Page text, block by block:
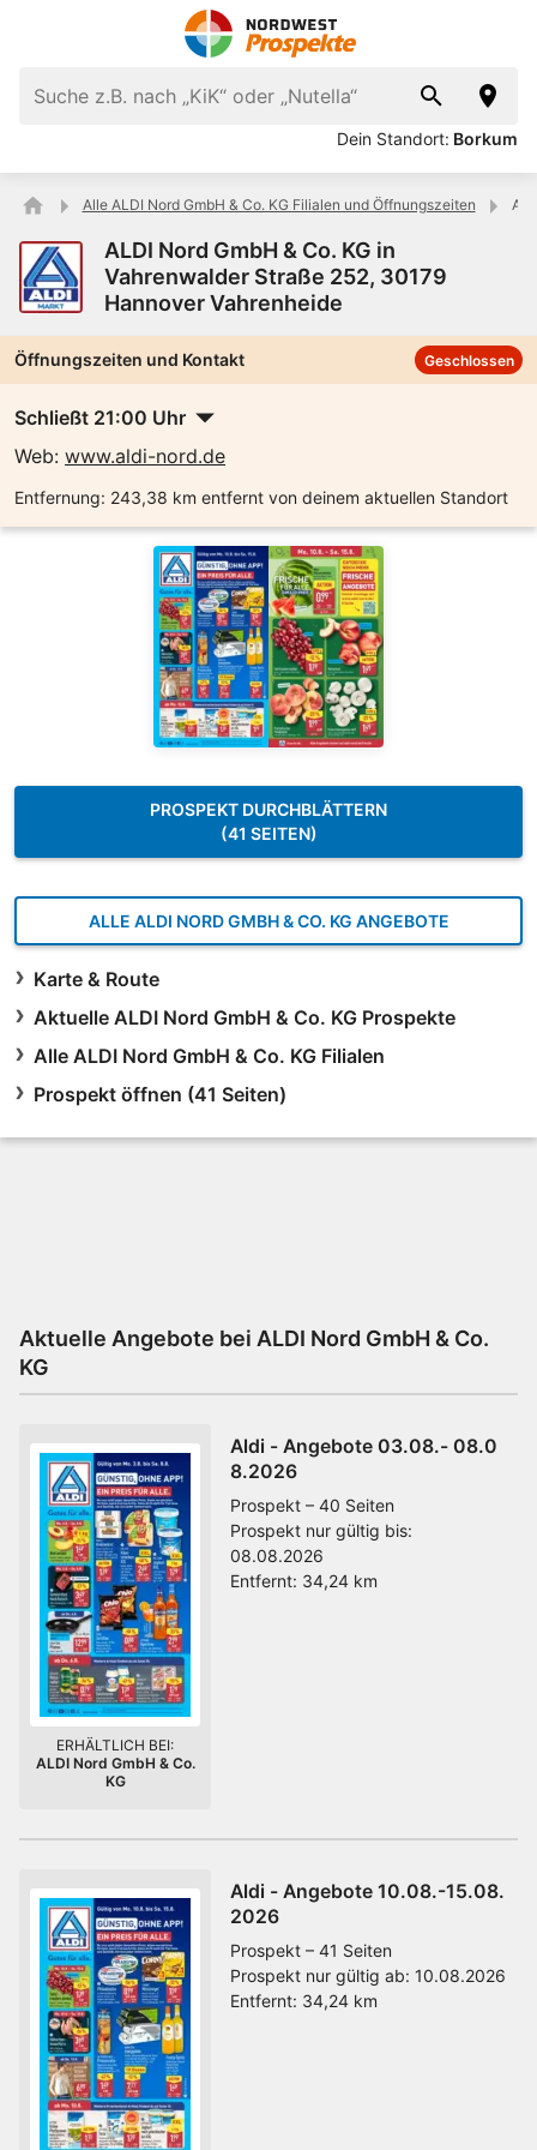
Dein Standort: Borkum
Alle ALDI Nord GmbH & Co. KG Filialen und Öffnungszeiten
ALDI Nord GmbH & Co. KG in
Vahrenwalder Straße 252, 30179
Hannover Vahrenheide
Öffnungszeiten und Kontakt Geschlossen
Schließt 21:00 Uhr
Web: www.aldi-nord.de
Entfernung: 243,38 km entfernt von deinem aktuellen Standort
PROSPEKT DURCHBLÄTTERN
(41 SEITEN)
ALLE ALDI NORD GMBH & CO. KG ANGEBOTE
Karte & Route
Aktuelle ALDI Nord GmbH & Co. KG Prospekte
Alle ALDI Nord GmbH & Co. KG Filialen
Prospekt öffnen (41 Seiten)
Aktuelle Angebote bei ALDI Nord GmbH & Co.
KG
Aldi - Angebote 03.08.- 08.0
8.2026
Prospekt – 40 Seiten
Prospekt nur gültig bis:
08.08.2026
Entfernt: 34,24 km
ERHÄLTLICH BEI:
ALDI Nord GmbH & Co.
KG
Aldi - Angebote 10.08.-15.08.
2026
Prospekt – 41 Seiten
Prospekt nur gültig ab: 10.08.2026
Entfernt: 34,24 km